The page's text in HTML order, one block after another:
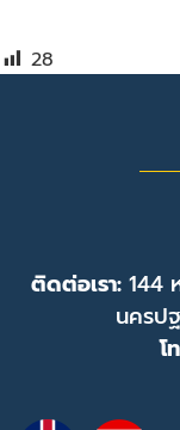
28
ติดต่อเรา: 144
นครป
โ